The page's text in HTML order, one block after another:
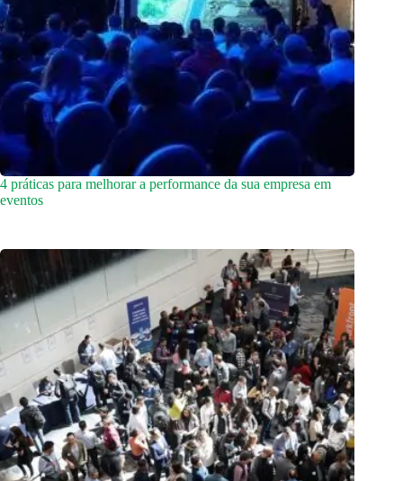
4 práticas para melhorar a performance da sua empresa em
eventos